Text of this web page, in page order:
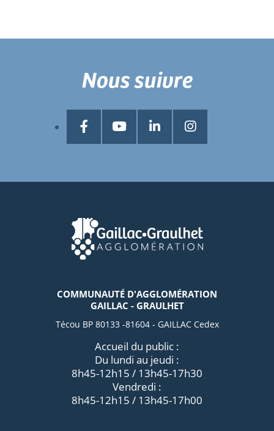
COMMUNAUTÉ D'AGGLOMÉRATION
GAILLAC - GRAULHET
Técou BP 80133 -81604 - GAILLAC Cedex
Accueil du public :
Du lundi au jeudi :
8h45-12h15 / 13h45-17h30
Vendredi :
8h45-12h15 / 13h45-17h00
Nous suivre